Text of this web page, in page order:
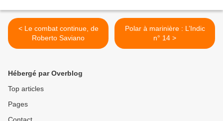
< Le combat continue, de
Roberto Saviano
Polar à marinière : L’Indic
n° 14 >
Hébergé par Overblog
Top articles
Pages